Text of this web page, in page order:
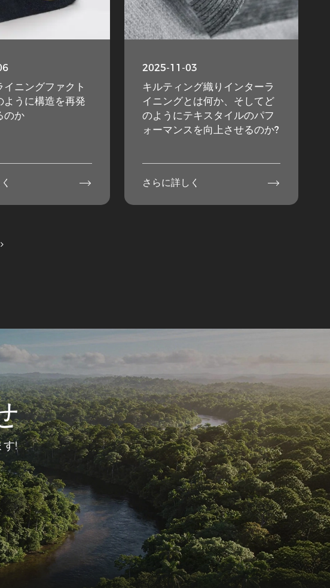
イニングファクト
ように構造を再発
のか

2025-11-03
キルティング織りインターラ
イニングとは何か、そしてど
のようにテキスタイルのパフ
ォーマンスを向上させるのか?
さらに詳しく 
す!